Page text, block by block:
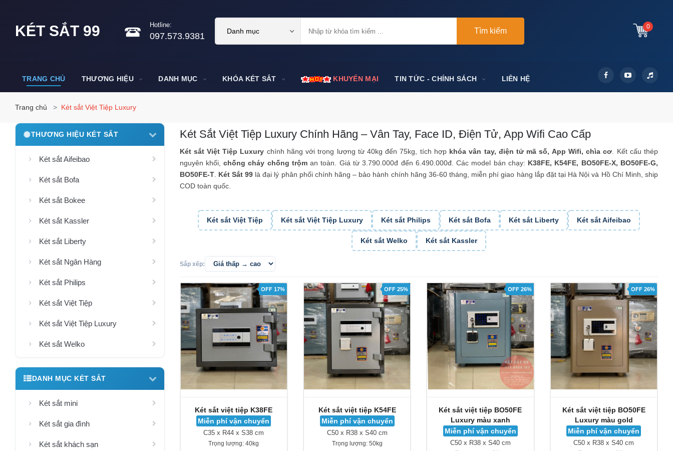
KÉT SẮT 99 Hotline:
097.573.9381
0
Danh mục Tìm kiếm
TRANG CHỦ THƯƠNG HIỆU DANH MỤC KHÓA KÉT SẮT KHUYẾN MẠI TIN TỨC - CHÍNH SÁCH LIÊN HỆ
Trang chủ Két sắt Việt Tiệp Luxury
THƯƠNG HIỆU KÉT SẮT
Két sắt Aifeibao
Két sắt Bofa
Két sắt Bokee
Két sắt Kassler
Két sắt Liberty
Két sắt Ngân Hàng
Két sắt Philips
Két sắt Việt Tiệp
Két sắt Việt Tiệp Luxury
Két sắt Welko
DANH MỤC KÉT SẮT
Két sắt mini
Két sắt gia đình
Két sắt khách sạn
Két Sắt Việt Tiệp Luxury Chính Hãng – Vân Tay, Face ID, Điện Tử, App Wifi Cao Cấp
Két sắt Việt Tiệp Luxury chính hãng với trọng lượng từ 40kg đến 75kg, tích hợp khóa vân tay, điện tử mã số, App Wifi, chìa cơ . Kết cấu thép
nguyên khối,chống cháy chống trộman toàn. Giá từ 3.790.000đ đến 6.490.000đ. Các model bán chạy: K38FE, K54FE, BO50FE-X, BO50FE-G,
BO50FE-T. Két Sắt 99là đại lý phân phối chính hãng – bảo hành chính hãng 36-60 tháng, miễn phí giao hàng lắp đặt tại Hà Nội và Hồ Chí Minh, ship
COD toàn quốc.
Két sắt Việt Tiệp Két sắt Việt Tiệp Luxury Két sắt Philips Két sắt Bofa Két sắt Liberty Két sắt Aifeibao
Két sắt Welko Két sắt Kassler
Sắp xếp:
OFF 17%
Két sắt việt tiệp K38FE
Miễn phí vận chuyển
C35 x R44 x S38 cm
Trọng lượng: 40kg
OFF 25%
Két sắt việt tiệp K54FE
Miễn phí vận chuyển
C50 x R38 x S40 cm
Trọng lượng:50kg
OFF 26%
Két sắt việt tiệp BO50FE
Luxury màu xanh
Miễn phí vận chuyển
C50 x R38 x S40 cm
OFF 26%
Két sắt việt tiệp BO50FE
Luxury màu gold
Miễn phí vận chuyển
C50 x R38 x S40 cm